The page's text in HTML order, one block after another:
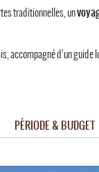
traditionnelles, un
accompagné d’un
PÉRIODE & BUDGET